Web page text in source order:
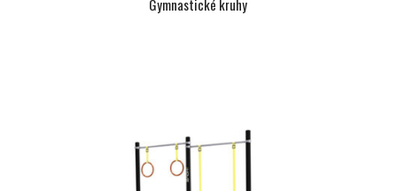
Gymnastické kruhy